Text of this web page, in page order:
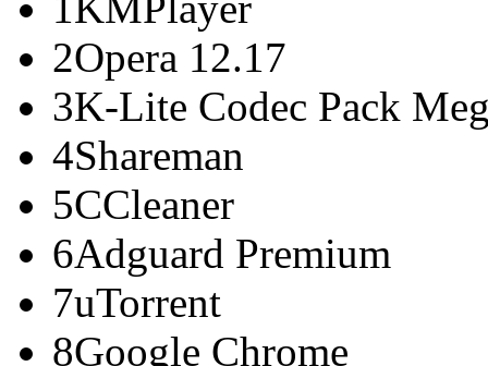
2Opera 12.17
3K-Lite Codec Pack
4Shareman
5CCleaner
6Adguard Premium
7uTorrent
8Google Chrome